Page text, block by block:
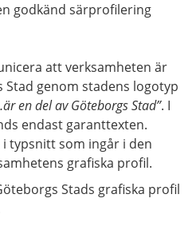
godkänd särprofilering
att verksamheten är
Stad genom stadens logotyp
en del av Göteborgs Stad”. I
endast garanttexten.
typsnitt som ingår i den
grafiska profil.
Stads grafiska profil